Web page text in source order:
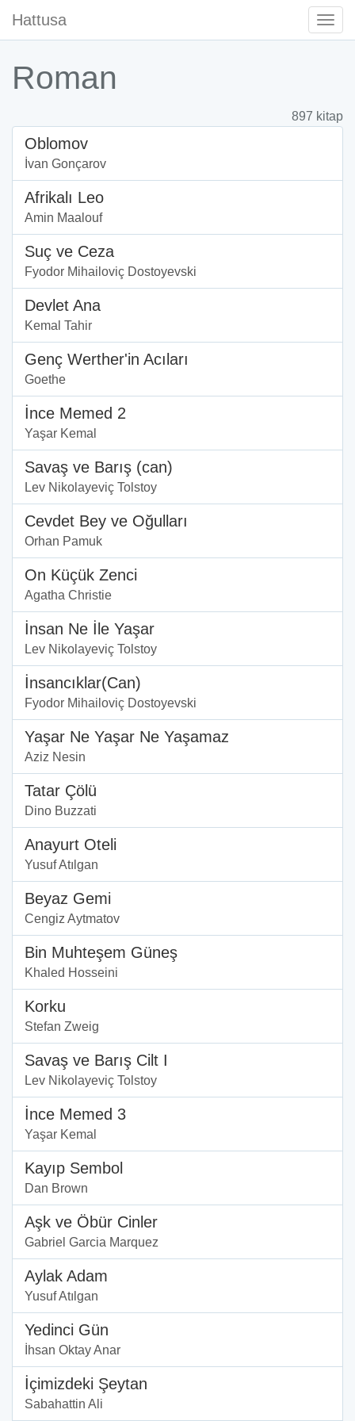
Hattusa
Roman
897 kitap
Oblomov
İvan Gonçarov
Afrikalı Leo
Amin Maalouf
Suç ve Ceza
Fyodor Mihailoviç Dostoyevski
Devlet Ana
Kemal Tahir
Genç Werther'in Acıları
Goethe
İnce Memed 2
Yaşar Kemal
Savaş ve Barış (can)
Lev Nikolayeviç Tolstoy
Cevdet Bey ve Oğulları
Orhan Pamuk
On Küçük Zenci
Agatha Christie
İnsan Ne İle Yaşar
Lev Nikolayeviç Tolstoy
İnsancıklar(Can)
Fyodor Mihailoviç Dostoyevski
Yaşar Ne Yaşar Ne Yaşamaz
Aziz Nesin
Tatar Çölü
Dino Buzzati
Anayurt Oteli
Yusuf Atılgan
Beyaz Gemi
Cengiz Aytmatov
Bin Muhteşem Güneş
Khaled Hosseini
Korku
Stefan Zweig
Savaş ve Barış Cilt I
Lev Nikolayeviç Tolstoy
İnce Memed 3
Yaşar Kemal
Kayıp Sembol
Dan Brown
Aşk ve Öbür Cinler
Gabriel Garcia Marquez
Aylak Adam
Yusuf Atılgan
Yedinci Gün
İhsan Oktay Anar
İçimizdeki Şeytan
Sabahattin Ali